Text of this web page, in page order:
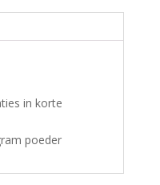
in korte
poeder